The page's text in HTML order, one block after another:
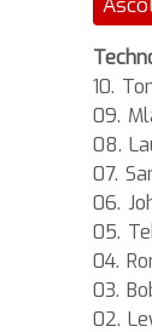
10.
09.
08.
07.
06.
05.
04.
03.
02.